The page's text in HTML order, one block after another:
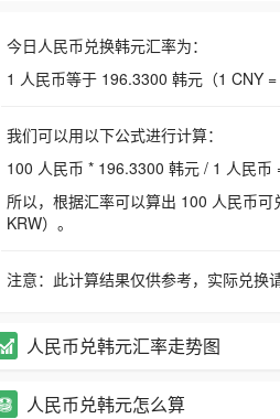
今日人民币兑换韩元汇率为：
1 人民币等于 196.3300 韩元（1 CNY
我们可以用以下公式进行计算：
100 人民币 * 196.3300 韩元 / 1 人民币
所以，根据汇率可以算出 100 人民币
KRW）。
注意：此计算结果仅供参考，实际兑换
人民币兑韩元汇率走势图
人民币兑韩元怎么算